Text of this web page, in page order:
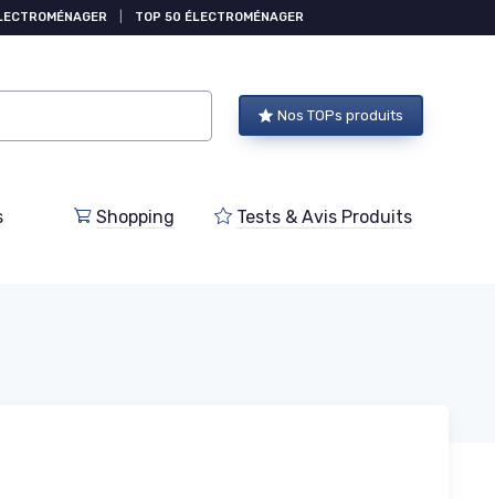
TOP 50 ÉLECTROMÉNAGER
Nos TOPs produits
Shopping Tests & Avis Produits